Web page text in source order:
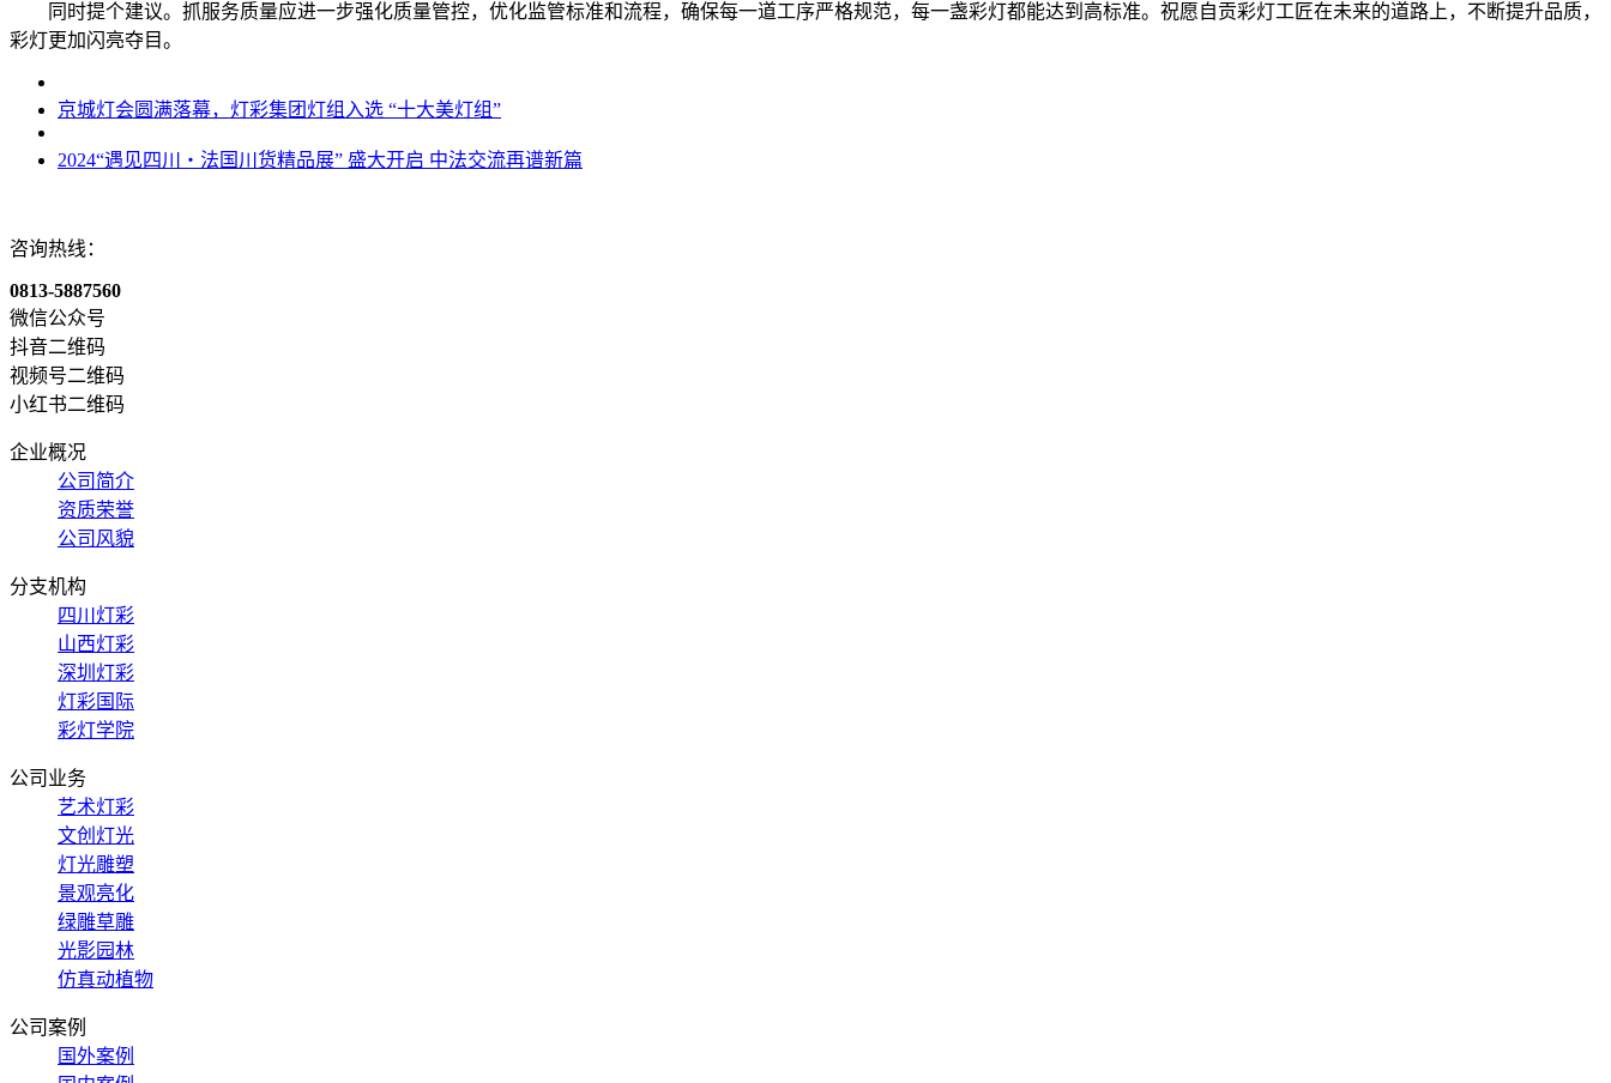
同时提个建议。抓服务质量应进一步强化质量管控，优化监管标准和流程，确保每一道工序严格规范，每一盏彩灯都能达到高标准。祝愿自贡彩灯工匠在未来的道路上，不断提升品质，
彩灯更加闪亮夺目。
京城灯会圆满落幕，灯彩集团灯组入选 “十大美灯组”
2024“遇见四川・法国川货精品展” 盛大开启 中法交流再谱新篇
咨询热线：
0813-5887560
微信公众号
抖音二维码
视频号二维码
小红书二维码
企业概况
公司简介
资质荣誉
公司风貌
分支机构
四川灯彩
山西灯彩
深圳灯彩
灯彩国际
彩灯学院
公司业务
艺术灯彩
文创灯光
灯光雕塑
景观亮化
绿雕草雕
光影园林
仿真动植物
公司案例
国外案例